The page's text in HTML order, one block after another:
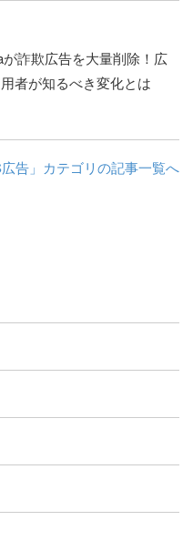
が詐欺広告を大量削除！広
者が知るべき変化とは
広告」カテゴリの記事一覧へ